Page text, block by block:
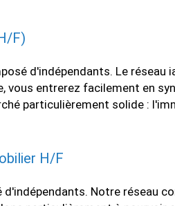
F)
d'indépendants. Le réseau
vous entrerez facilement en
particulièrement solide :
H/F
Notre réseau